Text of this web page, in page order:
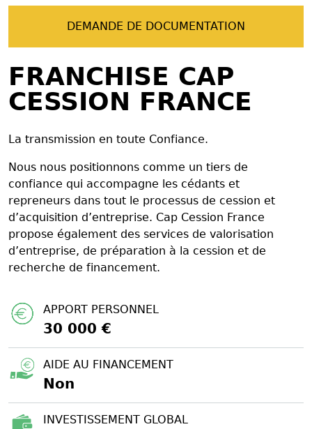
DEMANDE DE DOCUMENTATION
FRANCHISE CAP
CESSION FRANCE
La transmission en toute Confiance.
Nous nous positionnons comme un tiers de
confiance qui accompagne les cédants et
repreneurs dans tout le processus de cession et
d’acquisition d’entreprise. Cap Cession France
propose également des services de valorisation
d’entreprise, de préparation à la cession et de
recherche de financement.
APPORT PERSONNEL
30 000 €
AIDE AU FINANCEMENT
Non
INVESTISSEMENT GLOBAL